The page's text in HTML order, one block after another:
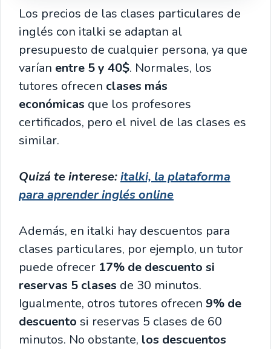
Los precios de las clases particulares de
inglés con italki se adaptan al
presupuesto de cualquier persona, ya que
varían entre 5 y 40$. Normales, los
tutores ofrecen clases más
económicas que los profesores
certificados, pero el nivel de las clases es
similar.
Quizá te interese:italki, la plataforma
para aprender inglés online
Además, en italki hay descuentos para
clases particulares, por ejemplo, un tutor
puede ofrecer 17% de descuento si
reservas 5 clases de 30 minutos.
Igualmente, otros tutores ofrecen 9% de
descuento si reservas 5 clases de 60
minutos. No obstante, los descuentos